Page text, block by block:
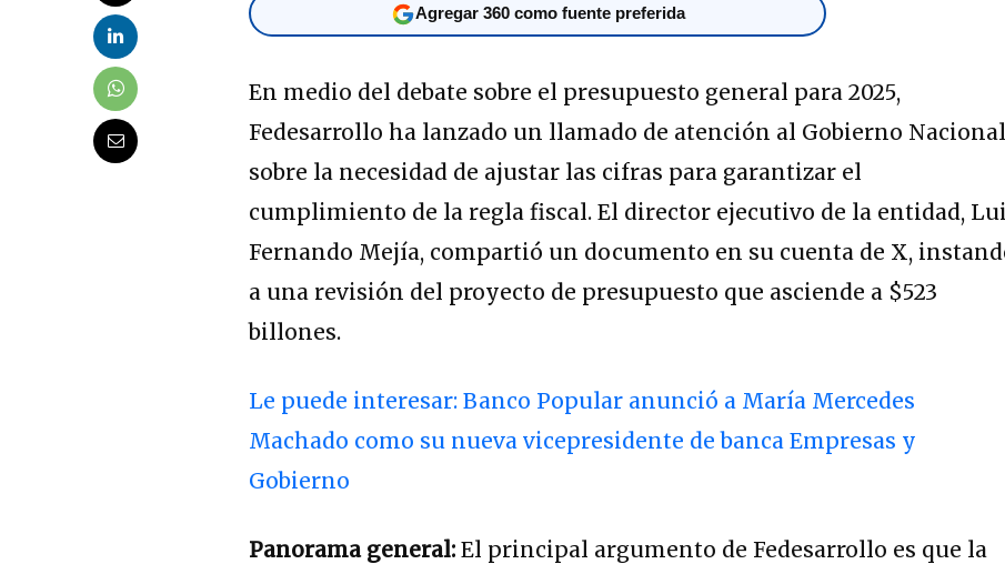
Agregar 360 como fuente preferida
En medio del debate sobre el presupuesto general para 2025,
Fedesarrollo ha lanzado un llamado de atención al Gobierno Nacional
sobre la necesidad de ajustar las cifras para garantizar el
cumplimiento de la regla fiscal. El director ejecutivo de la entidad,
Fernando Mejía, compartió un documento en su cuenta de X,
a una revisión del proyecto de presupuesto que asciende a $523
billones.
Le puede interesar: Banco Popular anunció a María Mercedes
Machado como su nueva vicepresidente de banca Empresas y
Gobierno
Panorama general:El principal argumento de Fedesarrollo es que la